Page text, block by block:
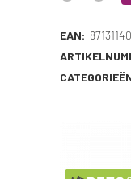
Kluif
Voordeeltas
quantity
EAN: